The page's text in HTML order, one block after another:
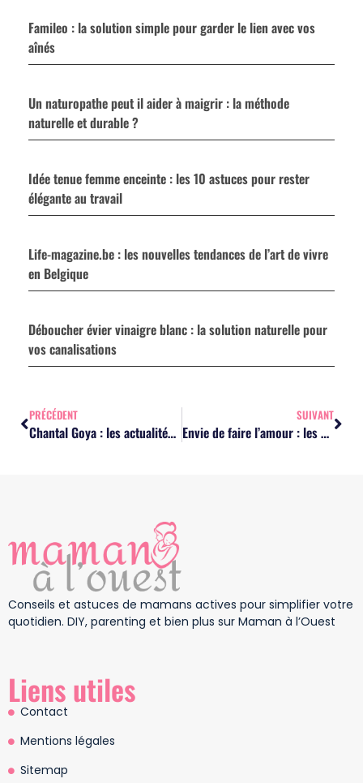
Famileo : la solution simple pour garder le lien avec vos
aînés
Un naturopathe peut il aider à maigrir : la méthode
naturelle et durable ?
Idée tenue femme enceinte : les 10 astuces pour rester
élégante au travail
Life-magazine.be : les nouvelles tendances de l’art de vivre
en Belgique
Déboucher évier vinaigre blanc : la solution naturelle pour
vos canalisations
PRÉCÉDENT
Chantal Goya : les actualités de sa tournée et sa vie privée
SUIVANT
Envie de faire l’amour : les 8 conseils pour stimuler le désir
Conseils et astuces de mamans actives pour simplifier votre
quotidien. DIY, parenting et bien plus sur Maman à l’Ouest
Liens utiles
Contact
Mentions légales
Sitemap